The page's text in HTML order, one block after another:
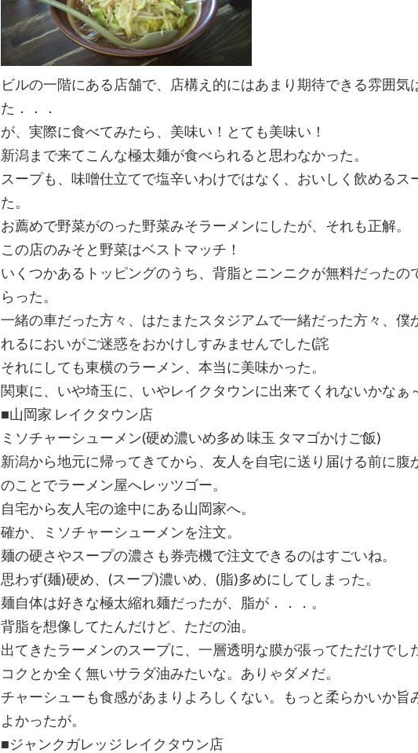
ビルの一階にある店舗で、店構え的にはあまり期待できる雰囲気
た．．．
が、実際に食べてみたら、美味い！とても美味い！
新潟まで来てこんな極太麺が食べられると思わなかった。
スープも、味噌仕立てで塩辛いわけではなく、おいしく飲めるス
た。
お薦めで野菜がのった野菜みそラーメンにしたが、それも正解。
この店のみそと野菜はベストマッチ！
いくつかあるトッピングのうち、背脂とニンニクが無料だったの
らった。
一緒の車だった方々、はたまたスタジアムで一緒だった方々、僕
れるにおいがご迷惑をおかけしすみませんでした(詫
それにしても東横のラーメン、本当に美味かった。
関東に、いや埼玉に、いやレイクタウンに出来てくれないかなぁ
■山岡家 レイクタウン店
ミソチャーシューメン(硬め濃いめ多め 味玉 タマゴかけご飯)
新潟から地元に帰ってきてから、友人を自宅に送り届ける前に腹
のことでラーメン屋へレッツゴー。
自宅から友人宅の途中にある山岡家へ。
確か、ミソチャーシューメンを注文。
麺の硬さやスープの濃さも券売機で注文できるのはすごいね。
思わず(麺)硬め、(スープ)濃いめ、(脂)多めにしてしまった。
麺自体は好きな極太縮れ麺だったが、脂が．．．。
背脂を想像してたんだけど、ただの油。
出てきたラーメンのスープに、一層透明な膜が張ってただけでし
コクとか全く無いサラダ油みたいな。ありゃダメだ。
チャーシューも食感があまりよろしくない。もっと柔らかいか旨
よかったが。
■ジャンクガレッジ レイクタウン店